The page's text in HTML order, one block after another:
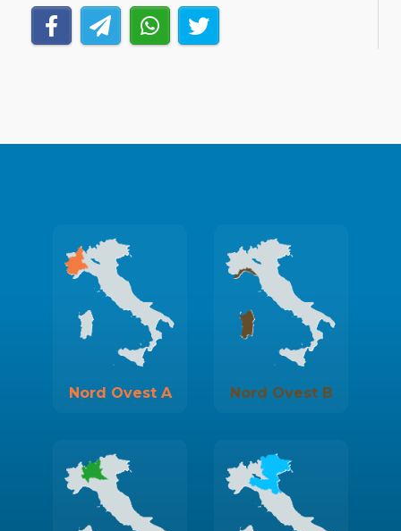
Nord Ovest A Nord Ovest B